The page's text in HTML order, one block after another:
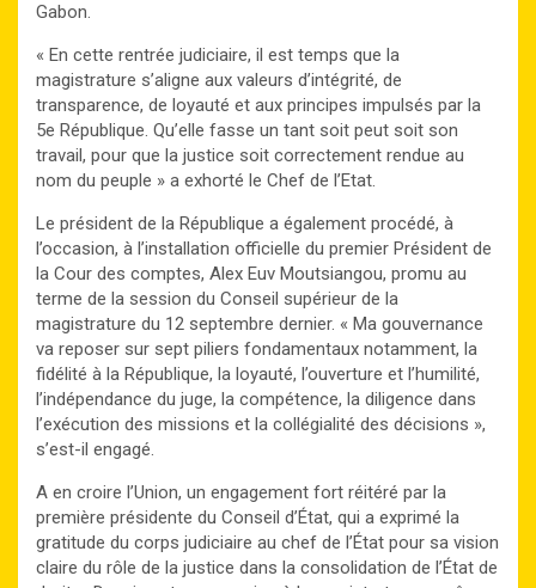
Gabon.
« En cette rentrée judiciaire, il est temps que la
magistrature s’aligne aux valeurs d’intégrité, de
transparence, de loyauté et aux principes impulsés par la
5e République. Qu’elle fasse un tant soit peut soit son
travail, pour que la justice soit correctement rendue au
nom du peuple » a exhorté le Chef de l’Etat.
Le président de la République a également procédé, à
l’occasion, à l’installation officielle du premier Président de
la Cour des comptes, Alex Euv Moutsiangou, promu au
terme de la session du Conseil supérieur de la
magistrature du 12 septembre dernier. « Ma gouvernance
va reposer sur sept piliers fondamentaux notamment, la
fidélité à la République, la loyauté, l’ouverture et l’humilité,
l’indépendance du juge, la compétence, la diligence dans
l’exécution des missions et la collégialité des décisions »,
s’est-il engagé.
A en croire l’Union, un engagement fort réitéré par la
première présidente du Conseil d’État, qui a exprimé la
gratitude du corps judiciaire au chef de l’État pour sa vision
claire du rôle de la justice dans la consolidation de l’État de